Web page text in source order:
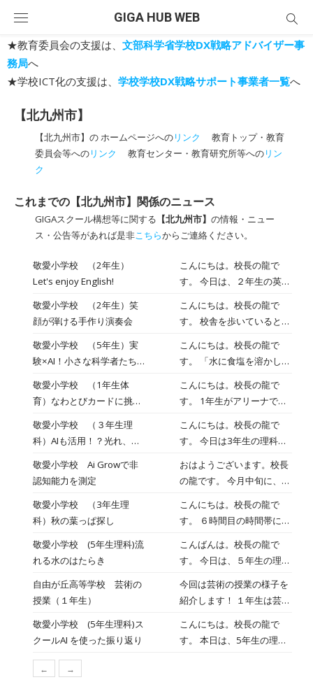
content
GIGA HUB WEB
★教育委員会の支援は、 文部科学省学校DX戦略アドバイザー事
務局へ
★学校ICT化の支援は、 学校学校DX戦略サポート事業者一覧へ
【北九州市】
【北九州市】の ホームページへのリンク
教育トップ・教育
委員会等へのリンク 教育センター・教育研究所等へのリン
ク
これまでの【北九州市】関係のニュース
GIGAスクール構想等に関する 【北九州市】 の情報・ニュー
ス・公告等があれば是非こちらからご連絡ください。
敬愛小学校 （2年生）
Let's enjoy English!
こんにちは。校長の龍で
す。 今日は、２年生の英語
す。 敬愛小学校では、１年
生の入学時から週に３時
間、英語の授業を行ってい
ます。 この日は２年生の教
室にお邪魔しました。 教室
に入ると、子どもたちがと
っても楽しそうに学習に取
り組んでいる姿が目に飛び
込んできました。 先生から
の英語での指示をしっかり
聞いて、「次はこれだ
ね！」といった表情で、
次々と様々なアクティビテ
ィーに挑戦していました。
教科書の音読の時間では、
最初はゆっくりとしたテン
しずつ、どんどんスピード
を上げていきます。 子ども
たちの発音の美しさにいつ
も驚かされます。 「楽し
敬愛小学校 （2年生）笑
顔が弾ける手作り演奏会
こんにちは。校長の龍で
す。 校舎を歩いていると、
ン、シャカシャカと賑やか
で楽しげな音が聞こえてき
ました。 図工の「音づくり
フレンズ」の時間です。 子
どもたちが挑戦していたの
は、箱や輪ゴムなどを使っ
たオリジナル楽器づくり。
マラカス、琴、たいこ、ギ
ター（バイオリン）。 作り
たいものを自分で選び、世
界に一つだけの楽器を生み
出します。 「こうすると、
音が鳴るよ！」 「ここに輪
ゴムを通して・・・」 色紙
を丁寧に切って貼ったり、
輪ゴムの強さを調整した
動かす姿に、子どもたちの
あふれる創造性を感じまし
敬愛小学校 （5年生）実
験×AI！小さな科学者たち
こんにちは。校長の龍で
す。 「水に食塩を溶かした
な？」 今日は、そんな疑問
に向き合う5年生の理科室
を訪ねました。 まずは、授
業の目標を自分で立てるこ
る」「変わらない」それぞ
れの予想と、その理由もし
っかりと考えます。 ただ実
験をするだけでなく、「な
ぜそうなるのか？」を自分
の言葉で考える。 このプロ
セスが、子どもたちの科学
的な思考力を育てていきま
す。 いざ、実験開始です。
溶かす前の重さを量り、食
塩水を作って、もう一度量
敬愛小学校 （1年生体
育）なわとびカードに挑
こんにちは。校長の龍で
す。 1年生がアリーナで縄
た。 先生が縄跳びカードを
準備してくれて、iPadに送
信。 その縄跳びカードには
様々なミッションがあっ
て、子どもたちは合格目指
して頑張っています！ ひっ
かかっても何度も何度も挑
戦していました。 先生が飛
ぶタイミングを教えてくれ
て、跳躍回数が増えた児童
も。 気温が低い日でした
が、みんな元気いっぱい身
体を動かしていました。 １
月末には縄跳び大会があり
敬愛小学校 （３年生理
科）AIも活用！？光れ、豆
こんにちは。校長の龍で
す。 今日は3年生の理科の
す。 テーマは「電気回路の
実験」。 子どもたちが目を
輝かせて取り組む姿が見ら
れましたので、その様子を
ご紹介します。 授業の冒
頭、まずは前の時間の振り
返りからスタートです。 前
回は、乾電池と豆電球をつ
ないで、明かりがつく回路
の仕組みについて学びまし
た。 ここで先生が用意した
のは、なんと最新のAIツー
敬愛小学校 Ai Growで非
認知能力を測定
おはようございます。校長
の龍です。 今月中旬に、
認知能力を計測するテスト
「AI GROW」を実施しまし
た。 AIと相互評価により、
子どもたちの思考・判断・
表現力や主体性などといっ
た資質・能力（コンピテン
シー）とその成長をはかる
テストです。 このテスト
は、2019年4月のサービス
敬愛小学校 （3年生理
科）秋の葉っぱ探し
こんにちは。校長の龍で
す。 ６時間目の時間帯に子
iPadをもって撮影をしてい
ました。 「何を探している
の？」と尋ねると、 「理科
の授業で秋の葉っぱを探し
ています」と教えてくれま
した。 色々な形の葉や赤く
色づいた葉など、子どもた
敬愛小学校 (5年生理科)流
れる水のはたらき
こんばんは。校長の龍で
す。 今日は、５年生の理科
す。 テーマは「流れる水の
量と土地の変化の関係」。
大雨などによって流れる水
の量が増えると、土地には
自由が丘高等学校 芸術の
授業（１年生）
今回は芸術の授業の様子を
紹介します！ １年生は芸術
択することができます。 書
道の授業では、石に篆書体
敬愛小学校 (5年生理科)ス
クールAI を使った振り返り
こんにちは。校長の龍で
す。 本日は、5年生の理科
← →